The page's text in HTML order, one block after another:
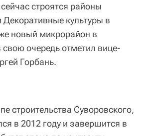
строятся районы
Декоративные культуры в
новый микрорайон в
свою очередь отметил вице-
Горбань.
строительства Суворовского,
в 2012 году и завершится в